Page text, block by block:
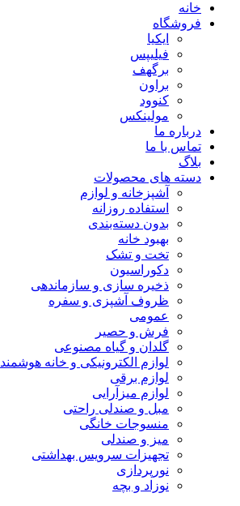
خانه
فروشگاه
ایکیا
فیلیپس
برگهف
براون
کنوود
مولینکس
درباره ما
تماس با ما
بلاگ
دسته های محصولات
آشپزخانه و لوازم
استفاده روزانه
بدون دسته‌بندی
بهبود خانه
تخت و تشک
دکوراسیون
ذخیره سازی و سازماندهی
ظروف آشپزی و سفره
عمومی
فرش و حصیر
گلدان و گیاه مصنوعی
لوازم الکترونیکی و خانه هوشمند
لوازم برقی
لوازم میزآرایی
مبل و صندلی راحتی
منسوجات خانگی
میز و صندلی
تجهیزات سرویس بهداشتی
نورپردازی
نوزاد و بچه